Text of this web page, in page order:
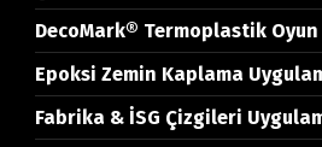
DecoMark® Termoplastik Oyun
Epoksi Zemin Kaplama
Fabrika & İSG Çizgileri